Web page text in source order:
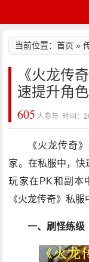
当前位置：首页 »
《火龙传
速提升角
605 人参与 时间：
《火龙传奇
家。在私服中，
玩家在PK和副本
《火龙传奇》私
一、刷怪练级